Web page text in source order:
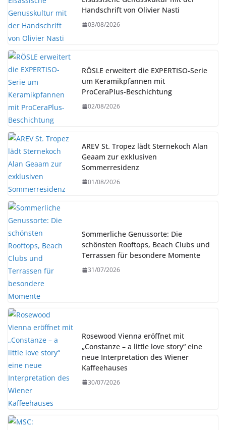
Handschrift von Olivier Nasti
03/08/2026
RÖSLE erweitert die EXPERTISO-Serie
um Keramikpfannen mit
ProCeraPlus-Beschichtung
02/08/2026
AREV St. Tropez lädt Sternekoch Alan
Geaam zur exklusiven
Sommerresidenz
01/08/2026
Sommerliche Genussorte: Die
schönsten Rooftops, Beach Clubs und
Terrassen für besondere Momente
31/07/2026
Rosewood Vienna eröffnet mit
„Constanze – a little love story“ eine
neue Interpretation des Wiener
Kaffeehauses
30/07/2026